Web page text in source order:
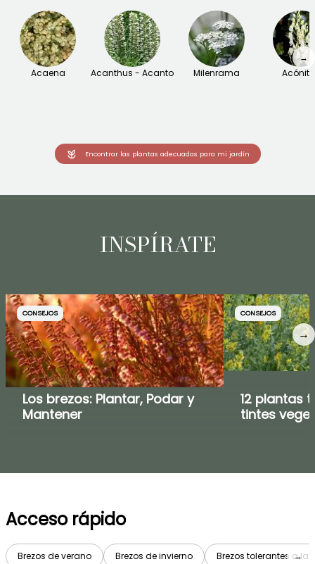
Acaena Acanthus - Acanto Milenrama
→
Encontrar las plantas adecuadas para mi jardín
INSPÍRATE
CONSEJOS
Los brezos: Plantar, Podar y
Mantener
CONSEJOS
12 plantas
tintes
→
Acceso rápido
Brezos de verano Brezos de invierno Brezos tolerantes a la
→